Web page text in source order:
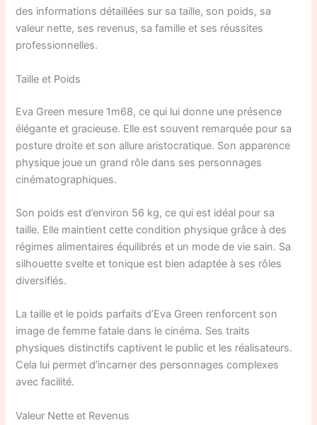
des informations détaillées sur sa taille, son poids, sa
valeur nette, ses revenus, sa famille et ses réussites
professionnelles.
Taille et Poids
Eva Green mesure 1m68, ce qui lui donne une présence
élégante et gracieuse. Elle est souvent remarquée pour sa
posture droite et son allure aristocratique. Son apparence
physique joue un grand rôle dans ses personnages
cinématographiques.
Son poids est d’environ 56 kg, ce qui est idéal pour sa
taille. Elle maintient cette condition physique grâce à des
régimes alimentaires équilibrés et un mode de vie sain. Sa
silhouette svelte et tonique est bien adaptée à ses rôles
diversifiés.
La taille et le poids parfaits d’Eva Green renforcent son
image de femme fatale dans le cinéma. Ses traits
physiques distinctifs captivent le public et les réalisateurs.
Cela lui permet d’incarner des personnages complexes
avec facilité.
Valeur Nette et Revenus